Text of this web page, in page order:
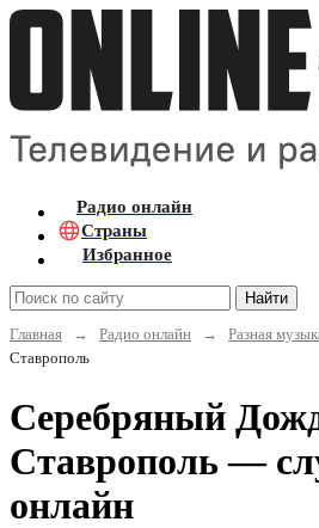
Радио онлайн
Страны
Избранное
Найти
Главная
→ Радио онлайн → Разная
Ставрополь
Серебряный
Ставрополь —
онлайн